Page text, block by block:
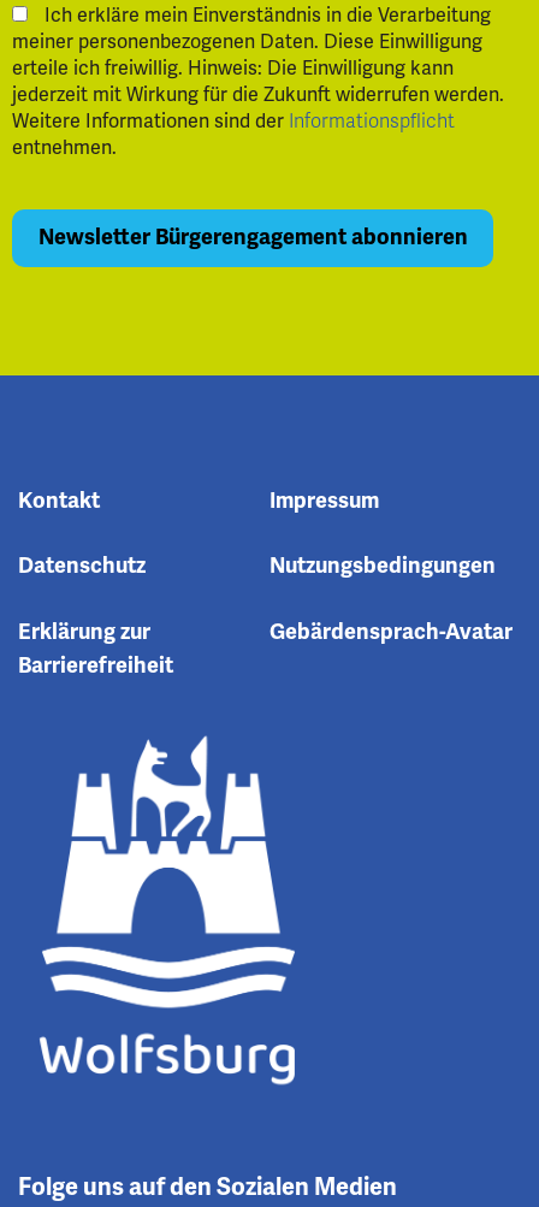
Ich erkläre mein Einverständnis in die Verarbeitung
meiner personenbezogenen Daten. Diese Einwilligung
erteile ich freiwillig. Hinweis: Die Einwilligung kann
jederzeit mit Wirkung für die Zukunft widerrufen werden.
Weitere Informationen sind der Informationspflicht
entnehmen.
Kontakt Impressum
Datenschutz Nutzungsbedingungen
Erklärung zur
Barrierefreiheit
Gebärdensprach-Avatar
Folge uns auf den Sozialen Medien